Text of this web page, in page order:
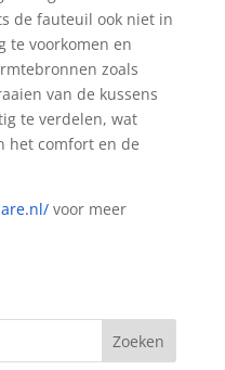
de fauteuil ook niet in
te voorkomen en
zoals
van de kussens
te verdelen, wat
het comfort en de
voor meer